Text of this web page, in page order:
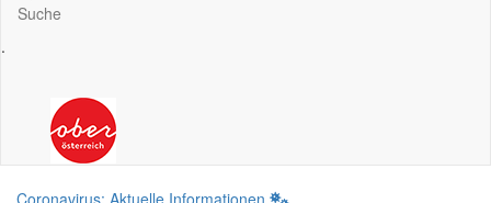
Suche
.
Coronavirus: Aktuelle Informationen